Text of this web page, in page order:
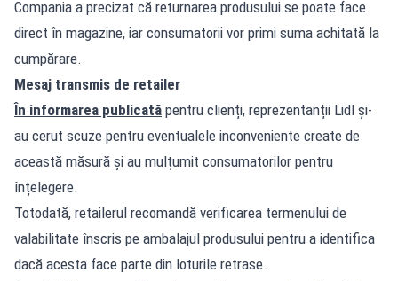
Compania a precizat că returnarea produsului se poate face
direct în magazine, iar consumatorii vor primi suma achitată la
cumpărare.
Mesaj transmis de retailer
În informarea publicată pentru clienți, reprezentanții Lidl și-
au cerut scuze pentru eventualele inconveniente create de
această măsură și au mulțumit consumatorilor pentru
înțelegere.
Totodată, retailerul recomandă verificarea termenului de
valabilitate înscris pe ambalajul produsului pentru a identifica
dacă acesta face parte din loturile retrase.